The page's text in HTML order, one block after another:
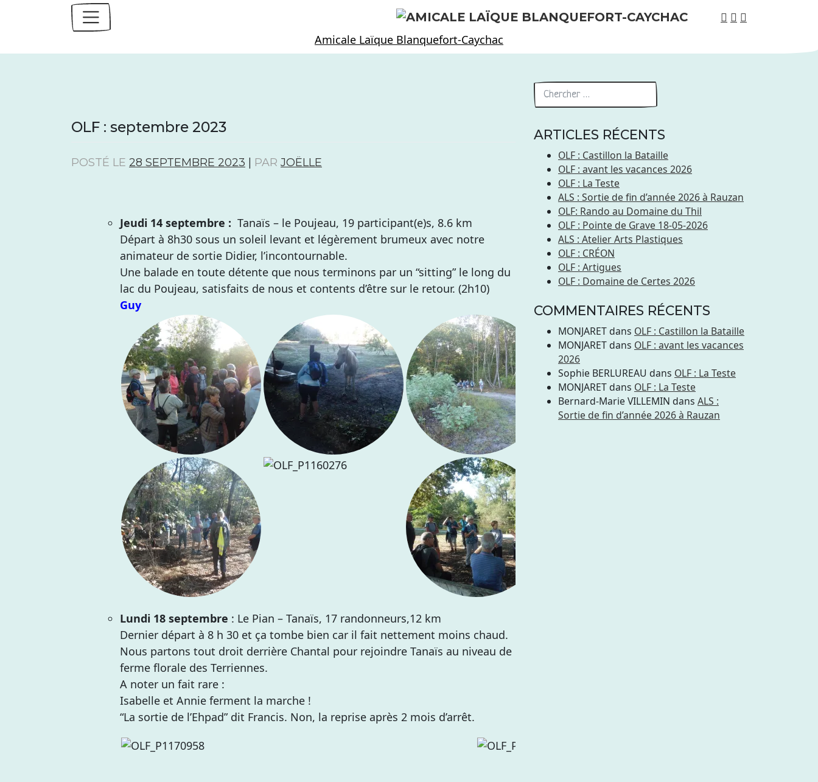
Amicale Laïque Blanquefort-Caychac
OLF : septembre 2023
POSTÉ LE 28 SEPTEMBRE 2023 PAR JOËLLE
Jeudi 14 septembre : Tanaïs – le Poujeau, 19 participant(e)s, 8.6 km
Départ à 8h30 sous un soleil levant et légèrement brumeux avec notre
animateur de sortie Didier, l’incontournable.
Une balade en toute détente que nous terminons par un “sitting” le long du
lac du Poujeau, satisfaits de nous et contents d’être sur le retour. (2h10)
Guy
Lundi 18 septembre : Le Pian – Tanaïs, 17 randonneurs,12 km
Dernier départ à 8 h 30 et ça tombe bien car il fait nettement moins chaud.
Nous partons tout droit derrière Chantal pour rejoindre Tanaïs au niveau de
ferme florale des Terriennes.
A noter un fait rare :
Isabelle et Annie ferment la marche !
“La sortie de l’Ehpad” dit Francis. Non, la reprise après 2 mois d’arrêt.
ARTICLES RÉCENTS
OLF : Castillon la Bataille
OLF : avant les vacances 2026
OLF : La Teste
ALS : Sortie de fin d’année 2026 à Rauzan
OLF: Rando au Domaine du Thil
OLF : Pointe de Grave 18-05-2026
ALS : Atelier Arts Plastiques
OLF : CRÉON
OLF : Artigues
OLF : Domaine de Certes 2026
COMMENTAIRES RÉCENTS
MONJARETdans OLF : Castillon la Bataille
MONJARETdans OLF : avant les vacances
2026
Sophie BERLUREAU dans OLF : La Teste
MONJARETdans OLF : La Teste
Bernard-Marie VILLEMIN dans ALS :
Sortie de fin d’année 2026 à Rauzan